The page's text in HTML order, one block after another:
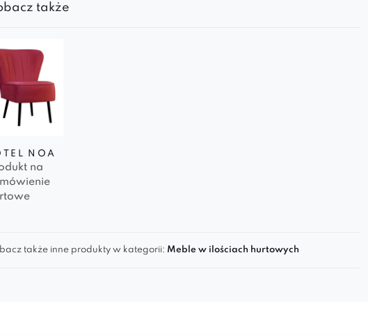
także
NOA
na
także inne produkty w kategorii: Meble w ilościach hurtowych